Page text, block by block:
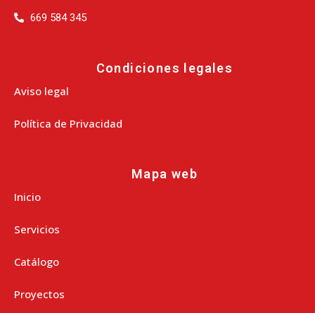
669 584 345
Condiciones legales
Aviso legal
Política de Privacidad
Mapa web
Inicio
Servicios
Catálogo
Proyectos